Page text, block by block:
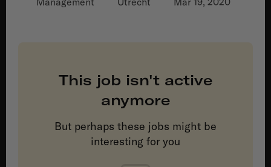
This job isn't active
anymore
But perhaps these jobs might be
interesting for you